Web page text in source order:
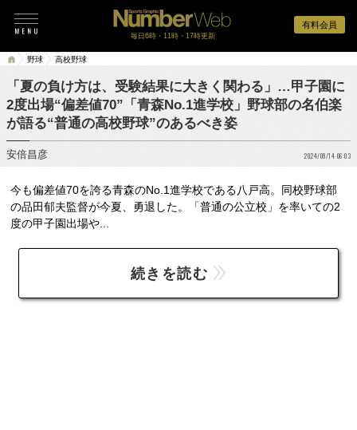
有料会員
毎日6時・11時・17時更新
野球 高校野球
「夏の負け方は、受験結果に大きく関わる」…甲子園に
2度出場“偏差値70”「青森No.1進学校」野球部の名伯楽
が語る“普通の高校野球”のあるべき姿
安倍昌彦 2024/09/14 06:03
今も偏差値70を誇る青森のNo.1進学校である八戸高。同校野球部
の品田郁夫監督が今夏、勇退した。「普通の公立校」を率いての2
度の甲子園出場や...
続きを読む